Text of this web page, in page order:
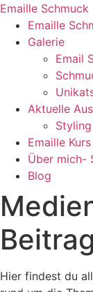
Zum
Inhalt
springen
Emaille Schmuck
Emaille
Galerie
Email
Aktuelle
Emaille Kurs
Über mich-
Blog
Hier findest du